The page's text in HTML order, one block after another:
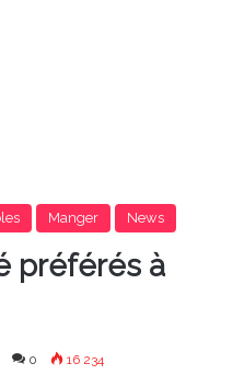
Manger News
préférés à
0 16 234